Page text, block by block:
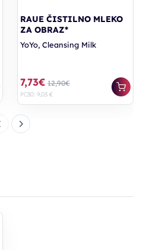
RAUE ČISTILNO MLEKO
ZA OBRAZ*
YoYo, Cleansing Milk
7,73€ 12,90€
PC30: 9,03 €